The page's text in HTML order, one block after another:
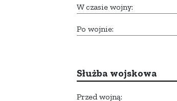
W czasie wojny:
Po wojnie:
Służba wojskowa
Przed wojną: